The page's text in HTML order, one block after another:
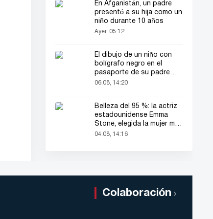
En Afganistán, un padre
presentó a su hija como un
niño durante 10 años
Ayer, 05:12
El dibujo de un niño con
bolígrafo negro en el
pasaporte de su padre
llamó la atención de todos
06.08, 14:20
Belleza del 95 %: la actriz
estadounidense Emma
Stone, elegida la mujer más
bella del mundo
04.08, 14:16
Colaboración